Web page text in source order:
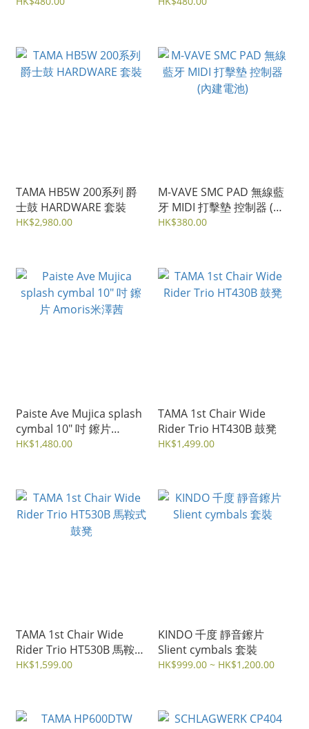
TAMA HB5W 200系列 爵
士鼓 HARDWARE 套裝
HK$2,980.00
M-VAVE SMC PAD 無線藍
牙 MIDI 打擊墊 控制器 (內
建電池)
HK$380.00
Paiste Ave Mujica splash
cymbal 10" 吋 鑔片
Amoris米澤茜
HK$1,480.00
TAMA 1st Chair Wide
Rider Trio HT430B 鼓凳
HK$1,499.00
TAMA 1st Chair Wide
Rider Trio HT530B 馬鞍式
鼓凳
HK$1,599.00
KINDO 千度 靜音鑔片
Slient cymbals 套裝
HK$999.00 ~ HK$1,200.00